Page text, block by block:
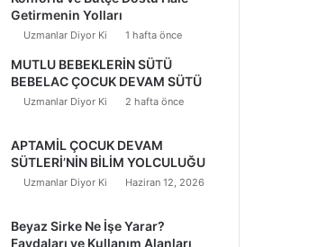
Getirmenin Yolları
Uzmanlar Diyor Ki 1 hafta önce
MUTLU BEBEKLERİN SÜTÜ
BEBELAC ÇOCUK DEVAM SÜTÜ
Uzmanlar Diyor Ki 2 hafta önce
APTAMİL ÇOCUK DEVAM
SÜTLERİ’NİN BİLİM YOLCULUĞU
Uzmanlar Diyor Ki Haziran 12, 2026
Beyaz Sirke Ne İşe Yarar?
Faydaları ve Kullanım Alanları